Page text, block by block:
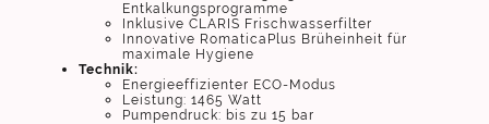
Entkalkungsprogramme
Inklusive CLARIS Frischwasserfilter
Innovative RomaticaPlus Brüheinheit für
maximale Hygiene
Technik:
Energieeffizienter ECO-Modus
Leistung: 1465 Watt
Pumpendruck: bis zu 15 bar